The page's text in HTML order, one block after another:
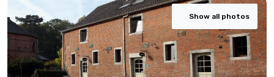
Show all photos